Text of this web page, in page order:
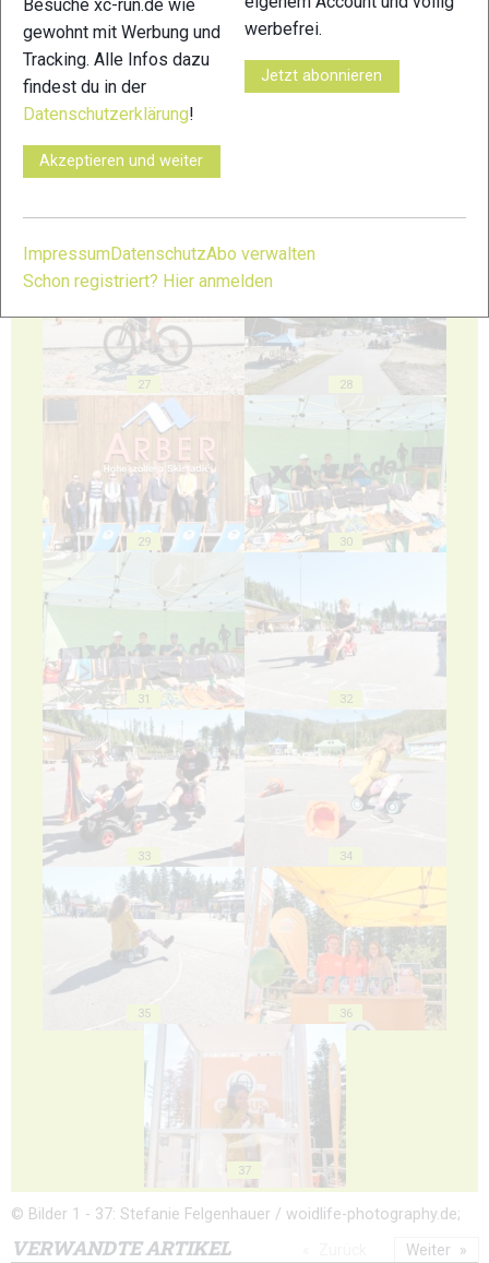
23 24
27 28
29 30
31 32
33 34
35 36
37
© Bilder 1 - 37: Stefanie Felgenhauer / woidlife-photography.de;
VERWANDTE ARTIKEL Weiter
Besuche xc-run.de wie
gewohnt mit Werbung und
Tracking. Alle Infos dazu
findest du in der
Datenschutzerklärung!
Akzeptieren und weiter
werbefrei.
Jetzt abonnieren
Impressum DatenschutzAbo verwalten
Schon registriert? Hier anmelden